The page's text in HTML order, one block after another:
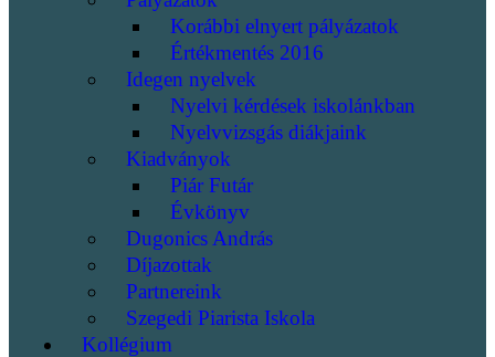
Korábbi elnyert pályázatok
Értékmentés 2016
Idegen nyelvek
Nyelvi kérdések iskolánkban
Nyelvvizsgás diákjaink
Kiadványok
Piár Futár
Évkönyv
Dugonics András
Díjazottak
Partnereink
Szegedi Piarista Iskola
Kollégium